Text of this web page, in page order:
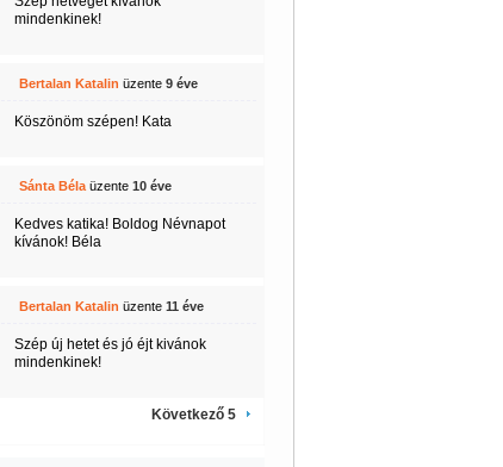
mindenkinek!
Bertalan Katalin üzente 9 éve
Köszönöm szépen! Kata
Sánta Bélaüzente 10 éve
Kedves katika! Boldog Névnapot
kívánok! Béla
Bertalan Katalin üzente 11 éve
Szép új hetet és jó éjt kivánok
mindenkinek!
Következő 5